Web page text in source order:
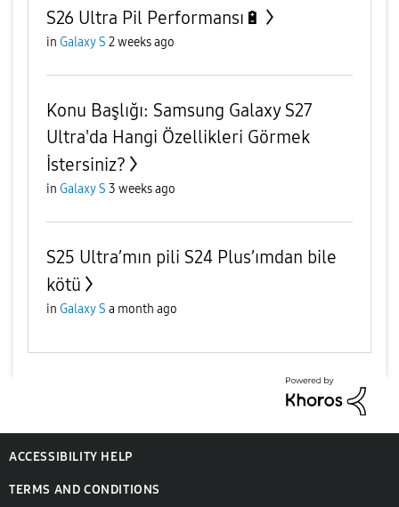
S26 Ultra Pil Performansı🔋
in Galaxy S 2 weeks ago
Konu Başlığı: Samsung Galaxy S27
Ultra'da Hangi Özellikleri Görmek
İstersiniz?
in Galaxy S 3 weeks ago
S25 Ultra’mın pili S24 Plus’ımdan bile
kötü
in Galaxy S a month ago
ACCESSIBILITY HELP
TERMS AND CONDITIONS